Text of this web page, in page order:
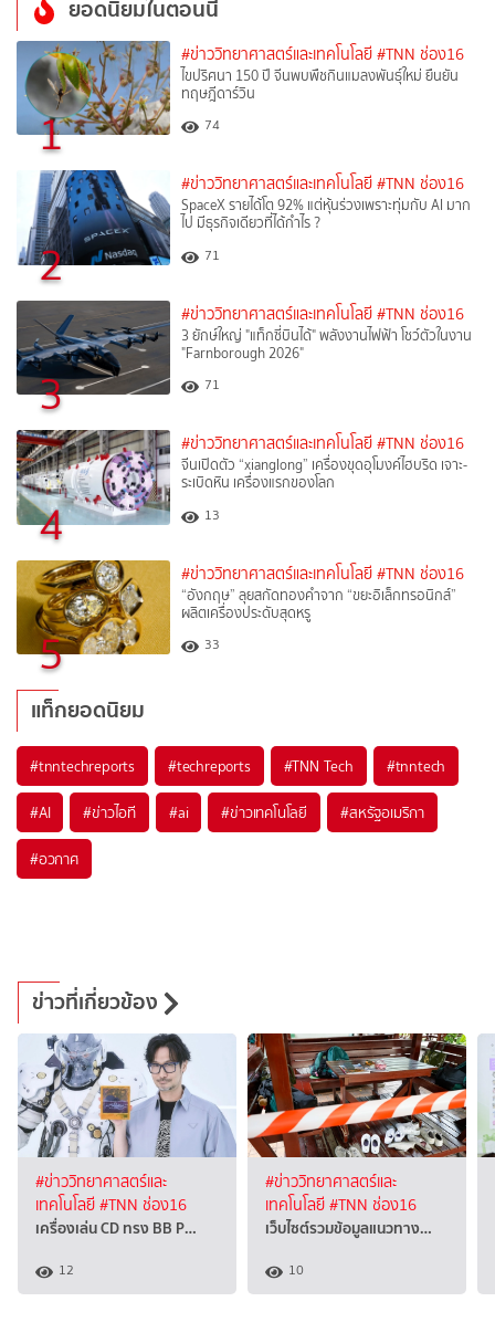
ยอดนิยมในตอนนี้
1
#ข่าววิทยาศาสตร์และเทคโนโลยี #TNN ช่อง16
ไขปริศนา 150 ปี จีนพบพืชกินแมลงพันธุ์ใหม่ ยืนยัน
ทฤษฎีดาร์วิน
74
2
#ข่าววิทยาศาสตร์และเทคโนโลยี #TNN ช่อง16
SpaceX รายได้โต 92% แต่หุ้นร่วงเพราะทุ่มกับ AI มาก
ไป มีธุรกิจเดียวที่ได้กำไร ?
71
3
#ข่าววิทยาศาสตร์และเทคโนโลยี #TNN ช่อง16
3 ยักษ์ใหญ่ "แท็กซี่บินได้" พลังงานไฟฟ้า โชว์ตัวในงาน
"Farnborough 2026"
71
4
#ข่าววิทยาศาสตร์และเทคโนโลยี #TNN ช่อง16
จีนเปิดตัว “xianglong” เครื่องขุดอุโมงค์ไฮบริด เจาะ-
ระเบิดหิน เครื่องแรกของโลก
13
5
#ข่าววิทยาศาสตร์และเทคโนโลยี #TNN ช่อง16
“อังกฤษ” ลุยสกัดทองคำจาก “ขยะอิเล็กทรอนิกส์”
ผลิตเครื่องประดับสุดหรู
33
แท็กยอดนิยม
#tnntechreports #techreports #TNN Tech #tnntech
#AI #ข่าวไอที #ai #ข่าวเทคโนโลยี #สหรัฐอเมริกา
#อวกาศ
ข่าวที่เกี่ยวข้อง
#ข่าววิทยาศาสตร์และ
เทคโนโลยี#TNN ช่อง16
เครื่องเล่น CD ทรง BB P…
12
#ข่าววิทยาศาสตร์และ
เทคโนโลยี#TNN ช่อง16
เว็บไซต์รวมข้อมูลแนวทาง…
10